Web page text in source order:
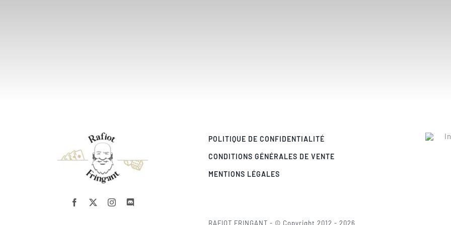
POLITIQUE DE CONFIDENTIALITÉ
CONDITIONS GÉNÉRALES DE VENTE
MENTIONS LÉGALES
RAFIOT FRINGANT - © Copyright 2012 - 2026